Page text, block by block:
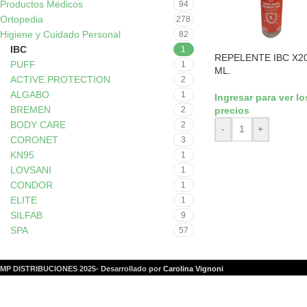
Productos Médicos 94
Ortopedia 278
Higiene y Cuidado Personal 82
IBC 1
PUFF 1
ACTIVE PROTECTION 2
ALGABO 1
BREMEN 2
BODY CARE 2
CORONET 3
KN95 1
LOVSANI 1
CONDOR 1
ELITE 1
SILFAB 9
SPA 57
REPELENTE IBC
ML.
Ingresar para ver
precios
-
+
MP DISTRIBUCIONES 2025- Desarrollado por Carolina Vignoni